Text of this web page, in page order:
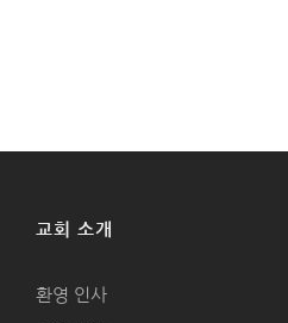
교회 소개
환영 인사